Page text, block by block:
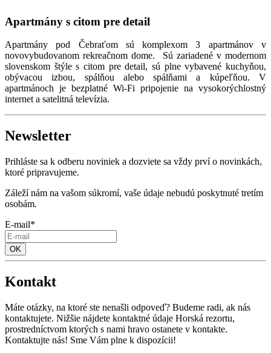
Apartmány s citom pre detail
Apartmány pod Čebraťom sú komplexom 3 apartmánov v
novovybudovanom rekreačnom dome. Sú zariadené v modernom
slovenskom štýle s citom pre detail, sú plne vybavené kuchyňou,
obývacou izbou, spálňou alebo spálňami a kúpeľňou. V
apartmánoch je bezplatné Wi-Fi pripojenie na vysokorýchlostný
internet a satelitná televízia.
Newsletter
Prihláste sa k odberu noviniek a dozviete sa vždy prví o novinkách,
ktoré pripravujeme.
Záleží nám na vašom súkromí, vaše údaje nebudú poskytnuté tretím
osobám.
E-mail*
Kontakt
Máte otázky, na ktoré ste nenašli odpoveď? Budeme radi, ak nás
kontaktujete. Nižšie nájdete kontaktné údaje Horská rezortu,
prostredníctvom ktorých s nami hravo ostanete v kontakte.
Kontaktujte nás! Sme Vám plne k dispozícii!